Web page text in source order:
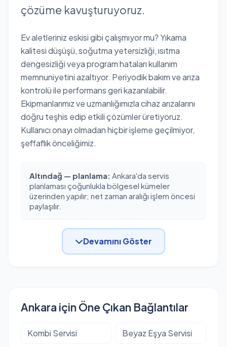
çözüme kavuşturuyoruz.
Ev aletleriniz eskisi gibi çalışmıyor mu? Yıkama
kalitesi düşüşü, soğutma yetersizliği, ısıtma
dengesizliği veya program hataları kullanım
memnuniyetini azaltıyor. Periyodik bakım ve arıza
kontrolü ile performans geri kazanılabilir.
Ekipmanlarımız ve uzmanlığımızla cihaz arızalarını
doğru teşhis edip etkili çözümler üretiyoruz.
Kullanıcı onayı olmadan hiçbir işleme geçilmiyor,
şeffaflık önceliğimiz.
Altındağ — planlama: Ankara'da servis
planlaması çoğunlukla bölgesel kümeler
üzerinden yapılır; net zaman aralığı işlem öncesi
paylaşılır.
Devamını Göster
Ankara için Öne Çıkan Bağlantılar
Kombi Servisi Beyaz Eşya Servisi